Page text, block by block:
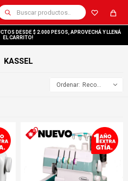
DESDE $ 2.000 PESOS, APROVECHÁ Y LLENÁ
EL CARRITO!
KASSEL
Recomendados